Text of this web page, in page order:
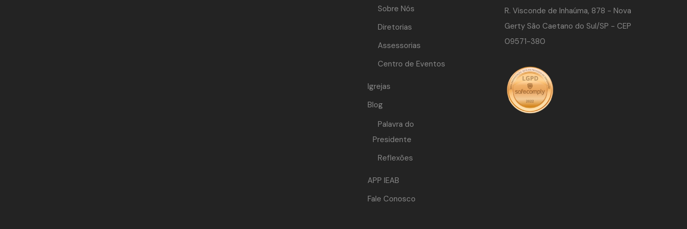
Sobre Nós
Diretorias
Assessorias
Centro de Eventos
Igrejas
Blog
Palavra do
Presidente
Reflexões
APP IEAB
Fale Conosco
R. Visconde de Inhaúma, 878 - Nova
Gerty São Caetano do Sul/SP - CEP
09571-380